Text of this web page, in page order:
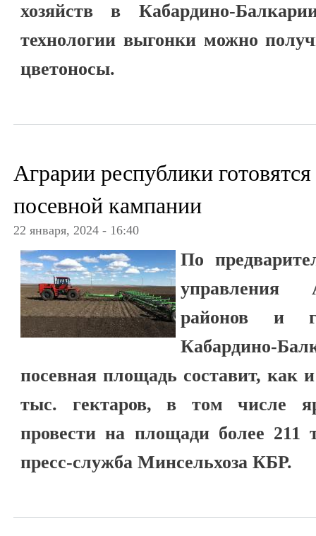
хозяйств в Кабардино-
технологии выгонки можно
цветоносы.
Аграрии республики
посевной кампании
22 января, 2024 - 16:40
По
управления
районов и
Кабардино-
посевная площадь составит, как
тыс. гектаров, в том числе
провести на площади более 211
пресс-служба Минсельхоза КБР.